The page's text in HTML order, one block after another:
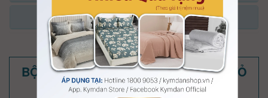
KHU VỰC ĐÔNG NAM BỘ
BỘ GA TRẢI GIƯỜNG KYMDAN (CÓ VỎ
MỀN)